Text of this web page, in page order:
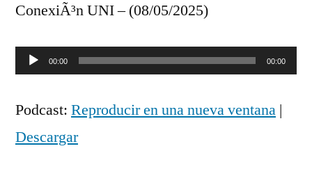
ConexiÃ³n UNI – (08/05/2025)
Reproductor
audio
00:00 00:00
Podcast: Reproducir en una nueva ventana |
Descargar